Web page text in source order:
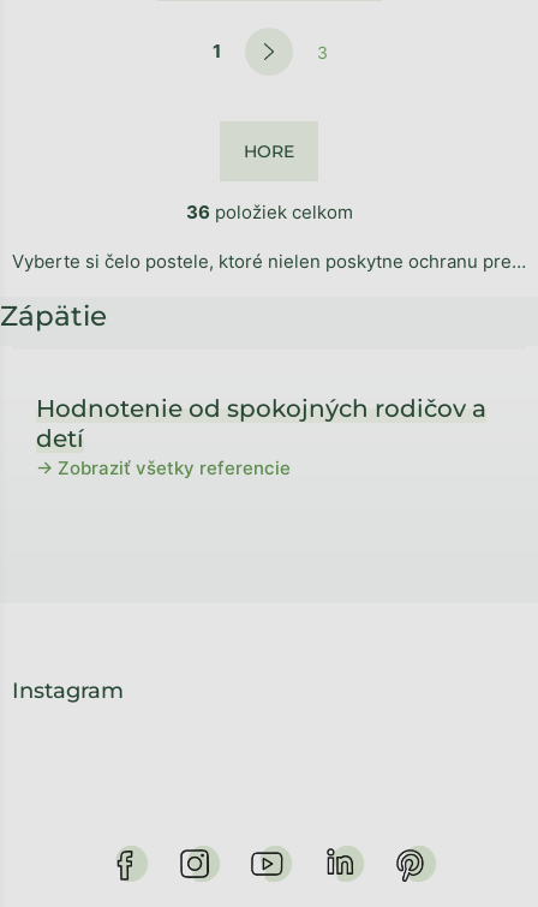
1 3
36 položiek celkom
HORE
Vyberte si čelo postele, ktoré nielen poskytne ochranu pred chladnou stenou, ale zároveň dodá vašej posteli výrazný dekoratívny prvok. Nájdete u nás širokú paletu samostatných čiel k posteli v rôznych designoch, ktoré je možné ľahko zavesiť na stenu. Skvele ladí s každým typom postele. S nami môžete jednoducho a štýlovo vylepšiť vzhľad svojej izby. Vytvorte si domov podľa svojich predstáv a zavítajte do kategórie
Zápätie
Hodnotenie od spokojných rodičov a
detí
→ Zobraziť všetky referencie
Instagram